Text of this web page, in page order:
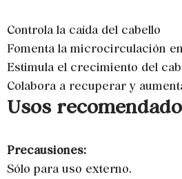
Controla la caída del cabello
Fomenta la microcirculación
Estimula el crecimiento del
Colabora a recuperar y
Usos
Precausiones:
Sólo para uso externo.